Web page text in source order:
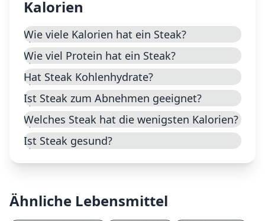
Kalorien
Wie viele Kalorien hat ein Steak?
Wie viel Protein hat ein Steak?
Hat Steak Kohlenhydrate?
Ist Steak zum Abnehmen geeignet?
Welches Steak hat die wenigsten Kalorien?
Ist Steak gesund?
Ähnliche Lebensmittel